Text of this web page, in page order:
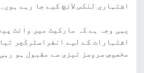
اشتہاری لنکس لانچ کیے جا رہے ہوں۔
یہی وجہ ہے کہ مارکیٹ میں وائٹ
اشتہارات کے لیے انفراسٹرکچر
مخصوص سروسز تیزی سے مقبول ہو رہی